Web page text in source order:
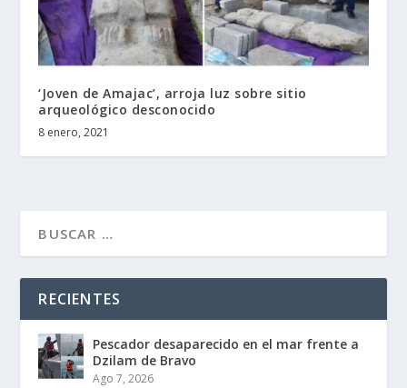
‘Joven de Amajac’, arroja luz sobre sitio
arqueológico desconocido
8 enero, 2021
RECIENTES
Pescador desaparecido en el mar frente a
Dzilam de Bravo
Ago 7, 2026